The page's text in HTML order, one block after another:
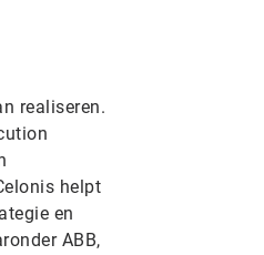
realiseren.
helpt
en
ABB,